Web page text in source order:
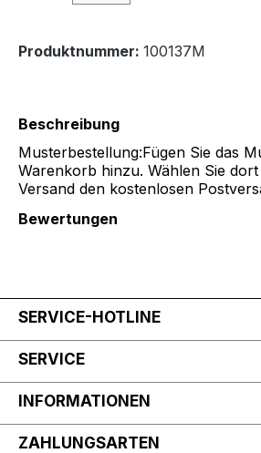
Produktnummer: 100137M
Beschreibung
Musterbestellung:Fügen Sie das
Warenkorb hinzu. Wählen Sie
Versand den kostenlosen
Bewertungen
SERVICE-HOTLINE
SERVICE
INFORMATIONEN
ZAHLUNGSARTEN